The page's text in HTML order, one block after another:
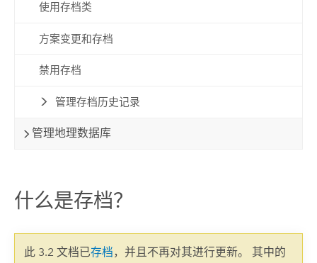
使用存档类
方案变更和存档
禁用存档
管理存档历史记录
管理地理数据库
什么是存档？
此 3.2 文档已存档，并且不再对其进行更新。 其中的